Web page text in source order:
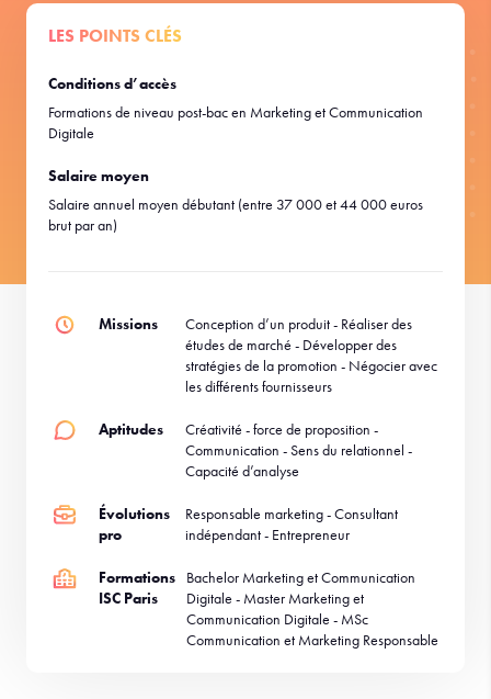
LES POINTS CLÉS
Conditions d’accès
Formations de niveau post-bac en Marketing et Communication
Digitale
Salaire moyen
Salaire annuel moyen débutant (entre 37 000 et 44 000 euros
brut par an)
Missions
Conception d’un produit - Réaliser des
études de marché - Développer des
stratégies de la promotion - Négocier avec
les différents fournisseurs
Aptitudes
Créativité - force de proposition -
Communication - Sens du relationnel -
Capacité d’analyse
Évolutions
pro
Responsable marketing - Consultant
indépendant - Entrepreneur
Formations
ISC Paris
Bachelor Marketing et Communication
Digitale - Master Marketing et
Communication Digitale - MSc
Communication et Marketing Responsable